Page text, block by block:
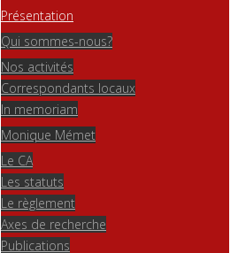
Présentation
Qui sommes-nous?
Nos activités
Correspondants locaux
In memoriam
Monique Mémet
Le CA
Les statuts
Le règlement
Axes de recherche
Publications